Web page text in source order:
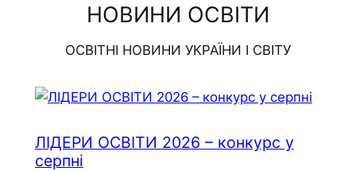
НОВИНИ ОСВІТИ
ОСВІТНІ НОВИНИ УКРАЇНИ І СВІТУ
ЛІДЕРИ ОСВІТИ 2026 – конкурс у
серпні